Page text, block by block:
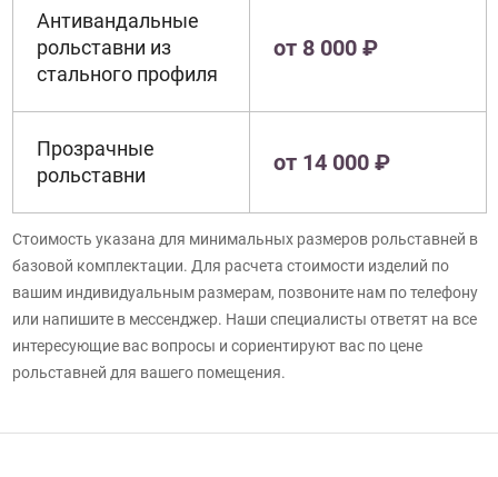
Антивандальные
рольставни из
стального профиля
от 8 000 ₽
Прозрачные
рольставни
от 14 000 ₽
Стоимость указана для минимальных размеров рольставней в
базовой комплектации. Для расчета стоимости изделий по
вашим индивидуальным размерам, позвоните нам по телефону
или напишите в мессенджер. Наши специалисты ответят на все
интересующие вас вопросы и сориентируют вас по цене
рольставней для вашего помещения.